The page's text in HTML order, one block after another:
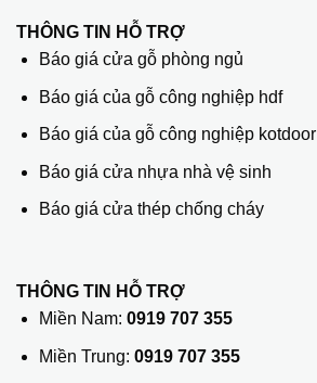
THÔNG TIN HỖ TRỢ
Báo giá cửa gỗ phòng ngủ
Báo giá của gỗ công nghiệp hdf
Báo giá của gỗ công nghiệp kotdoor
Báo giá cửa nhựa nhà vệ sinh
Báo giá cửa thép chống cháy
THÔNG TIN HỖ TRỢ
Miền Nam: 0919 707 355
Miền Trung: 0919 707 355